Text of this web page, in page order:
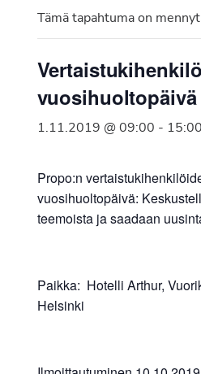
vuonna
Suomen
jäsenjärjestö.
Tämä tapahtuma on
vuosihuoltopäivä
1.11.2019 @ 09:00 - 15:00
Propo:n
vuosihuoltopäivä:
teemoista ja saadaan
Paikka: Hotelli Arthur,
Helsinki